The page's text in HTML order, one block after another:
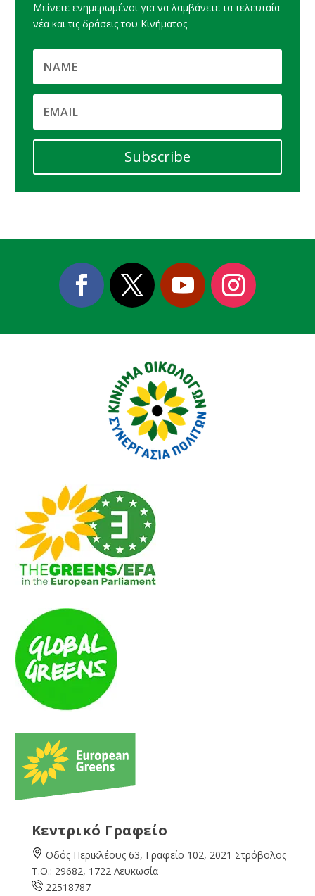
Μείνετε ενημερωμένοι για να λαμβάνετε τα τελευταία
νέα και τις δράσεις του Κινήματος
Subscribe
Κεντρικό Γραφείο
Οδός Περικλέους 63, Γραφείο 102, 2021 Στρόβολος
Τ.Θ.: 29682, 1722 Λευκωσία
22518787